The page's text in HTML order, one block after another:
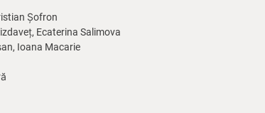
Șofron
Ecaterina Salimova
Ioana Macarie